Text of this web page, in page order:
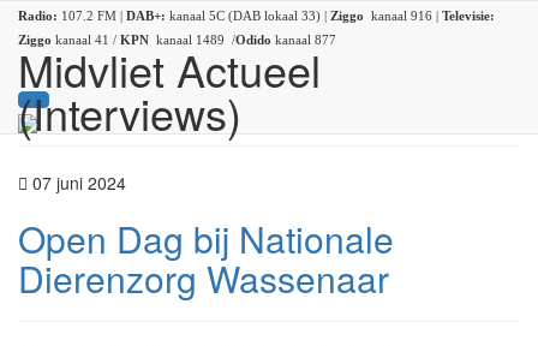
Radio: 107.2 FM | DAB+: kanaal 5C (DAB lokaal 33) | Ziggo kanaal 916 | Televisie:
Ziggo kanaal 41 / KPN kanaal 1489 /Odido kanaal 877
Midvliet Actueel
(Interviews)
07 juni 2024
Open Dag bij Nationale
Dierenzorg Wassenaar